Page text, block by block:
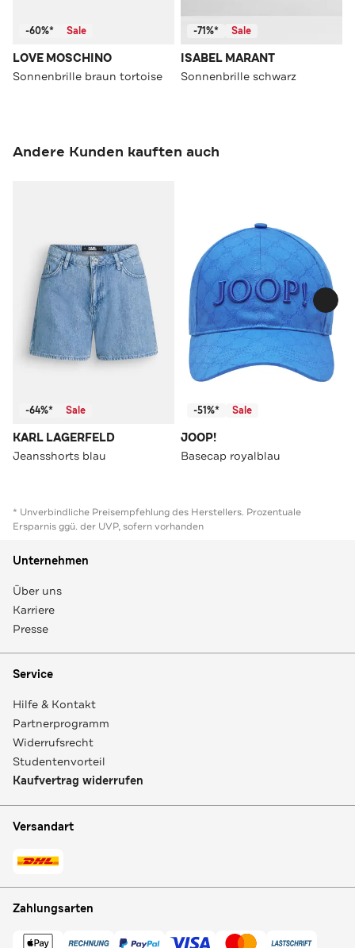
-60%* Sale
LOVE MOSCHINO
Sonnenbrille braun tortoise
-71%* Sale
ISABEL MARANT
Sonnenbrille schwarz
Andere Kunden kauften auch
-64%* Sale
KARL LAGERFELD
Jeansshorts blau
-51%* Sale
JOOP!
Basecap royalblau
* Unverbindliche Preisempfehlung des Herstellers. Prozentuale
Ersparnis ggü. der UVP, sofern vorhanden
Unternehmen
Über uns
Karriere
Presse
Service
Hilfe & Kontakt
Partnerprogramm
Widerrufsrecht
Studentenvorteil
Kaufvertrag widerrufen
Versandart
Zahlungsarten